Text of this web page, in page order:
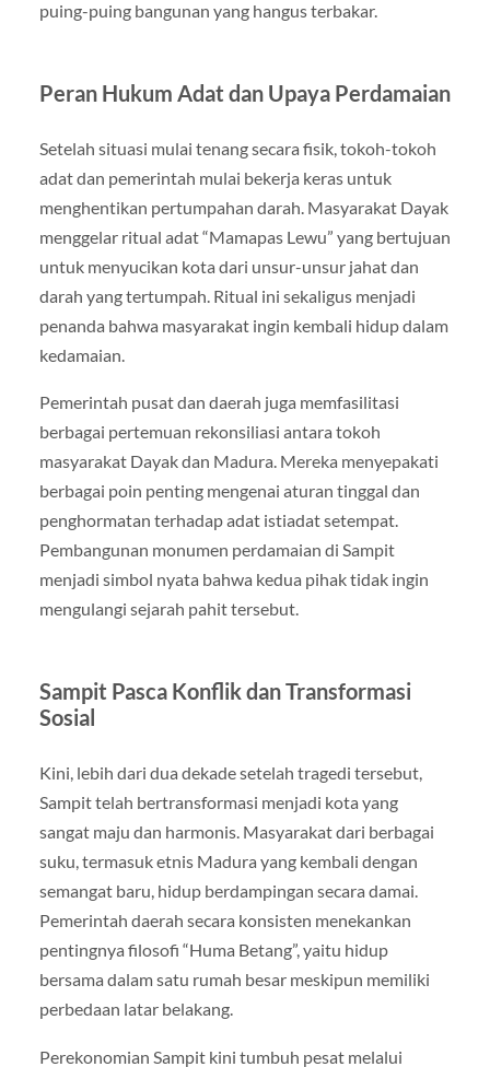
puing-puing bangunan yang hangus terbakar.
Peran Hukum Adat dan Upaya Perdamaian
Setelah situasi mulai tenang secara fisik, tokoh-tokoh
adat dan pemerintah mulai bekerja keras untuk
menghentikan pertumpahan darah. Masyarakat Dayak
menggelar ritual adat “Mamapas Lewu” yang bertujuan
untuk menyucikan kota dari unsur-unsur jahat dan
darah yang tertumpah. Ritual ini sekaligus menjadi
penanda bahwa masyarakat ingin kembali hidup dalam
kedamaian.
Pemerintah pusat dan daerah juga memfasilitasi
berbagai pertemuan rekonsiliasi antara tokoh
masyarakat Dayak dan Madura. Mereka menyepakati
berbagai poin penting mengenai aturan tinggal dan
penghormatan terhadap adat istiadat setempat.
Pembangunan monumen perdamaian di Sampit
menjadi simbol nyata bahwa kedua pihak tidak ingin
mengulangi sejarah pahit tersebut.
Sampit Pasca Konflik dan Transformasi
Sosial
Kini, lebih dari dua dekade setelah tragedi tersebut,
Sampit telah bertransformasi menjadi kota yang
sangat maju dan harmonis. Masyarakat dari berbagai
suku, termasuk etnis Madura yang kembali dengan
semangat baru, hidup berdampingan secara damai.
Pemerintah daerah secara konsisten menekankan
pentingnya filosofi “Huma Betang”, yaitu hidup
bersama dalam satu rumah besar meskipun memiliki
perbedaan latar belakang.
Perekonomian Sampit kini tumbuh pesat melalui